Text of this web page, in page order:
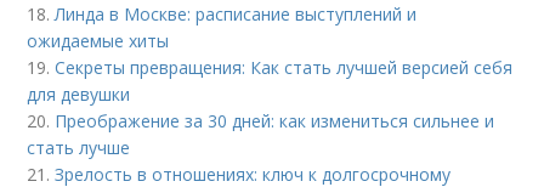
18. Линда в Москве: расписание выступлений и
ожидаемые хиты
19.Секреты превращения: Как стать лучшей версией себя
для девушки
20. Преображение за 30 дней: как измениться сильнее и
стать лучше
21.Зрелость в отношениях: ключ к долгосрочному